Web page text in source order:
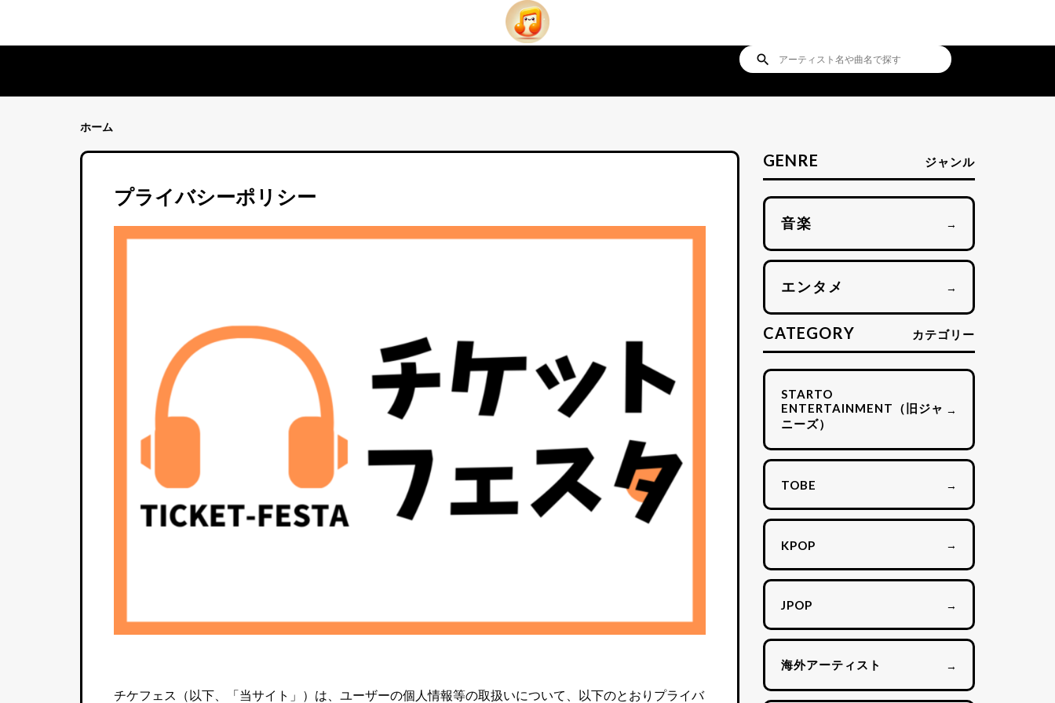
search
ホーム
プライバシーポリシー
チケフェス（以下、「当サイト」）は、ユーザーの個人情報等の取扱いについて、以下のとおりプライバ
GENRE ジャンル
音楽 →
エンタメ →
CATEGORY カテゴリー
STARTO
ENTERTAINMENT（旧ジャ
ニーズ）
→
TOBE →
KPOP →
JPOP →
海外アーティスト →